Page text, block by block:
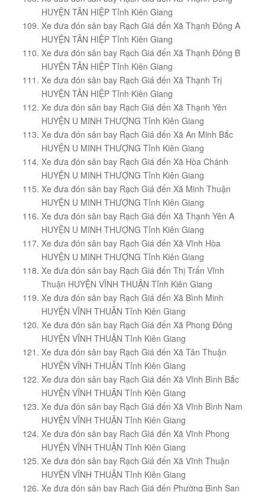
HUYỆN TÂN HIỆP Tỉnh Kiên Giang
Xe đưa đón sân bay Rạch Giá đến Xã Thạnh Đông A
HUYỆN TÂN HIỆP Tỉnh Kiên Giang
Xe đưa đón sân bay Rạch Giá đến Xã Thạnh Đông B
HUYỆN TÂN HIỆP Tỉnh Kiên Giang
Xe đưa đón sân bay Rạch Giá đến Xã Thạnh Trị
HUYỆN TÂN HIỆP Tỉnh Kiên Giang
Xe đưa đón sân bay Rạch Giá đến Xã Thạnh Yên
HUYỆN U MINH THƯỢNG Tỉnh Kiên Giang
Xe đưa đón sân bay Rạch Giá đến Xã An Minh Bắc
HUYỆN U MINH THƯỢNG Tỉnh Kiên Giang
Xe đưa đón sân bay Rạch Giá đến Xã Hòa Chánh
HUYỆN U MINH THƯỢNG Tỉnh Kiên Giang
Xe đưa đón sân bay Rạch Giá đến Xã Minh Thuận
HUYỆN U MINH THƯỢNG Tỉnh Kiên Giang
Xe đưa đón sân bay Rạch Giá đến Xã Thạnh Yên A
HUYỆN U MINH THƯỢNG Tỉnh Kiên Giang
Xe đưa đón sân bay Rạch Giá đến Xã Vĩnh Hòa
HUYỆN U MINH THƯỢNG Tỉnh Kiên Giang
Xe đưa đón sân bay Rạch Giá đến Thị Trấn Vĩnh
Thuận HUYỆN VĨNH THUẬN Tỉnh Kiên Giang
Xe đưa đón sân bay Rạch Giá đến Xã Bình Minh
HUYỆN VĨNH THUẬN Tỉnh Kiên Giang
Xe đưa đón sân bay Rạch Giá đến Xã Phong Đông
HUYỆN VĨNH THUẬN Tỉnh Kiên Giang
Xe đưa đón sân bay Rạch Giá đến Xã Tân Thuận
HUYỆN VĨNH THUẬN Tỉnh Kiên Giang
Xe đưa đón sân bay Rạch Giá đến Xã Vĩnh Bình Bắc
HUYỆN VĨNH THUẬN Tỉnh Kiên Giang
Xe đưa đón sân bay Rạch Giá đến Xã Vĩnh Bình Nam
HUYỆN VĨNH THUẬN Tỉnh Kiên Giang
Xe đưa đón sân bay Rạch Giá đến Xã Vĩnh Phong
HUYỆN VĨNH THUẬN Tỉnh Kiên Giang
Xe đưa đón sân bay Rạch Giá đến Xã Vĩnh Thuận
HUYỆN VĨNH THUẬN Tỉnh Kiên Giang
Xe đưa đón sân bay Rạch Giá đến Phường Bình San